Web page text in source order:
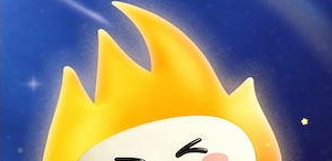
支持[0] 反对[0]